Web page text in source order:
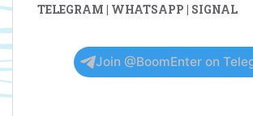
TELEGRAM | WHATSAPP | SIGNAL
Join @BoomEnter on